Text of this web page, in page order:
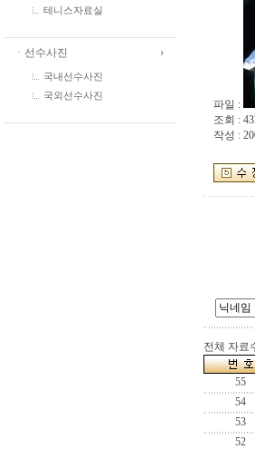
테니스자료실
ㆍ선수사진
국내선수사진
국외선수사진
파일 :
조회 :
작성 :
전체 자료
55
54
53
52